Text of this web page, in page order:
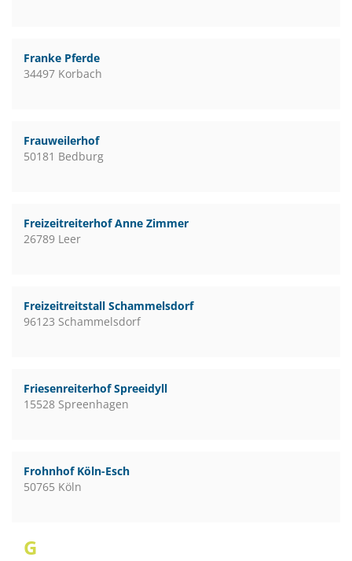
Franke Pferde
34497 Korbach
Frauweilerhof
50181 Bedburg
Freizeitreiterhof Anne Zimmer
26789 Leer
Freizeitreitstall Schammelsdorf
96123 Schammelsdorf
Friesenreiterhof Spreeidyll
15528 Spreenhagen
Frohnhof Köln-Esch
50765 Köln
G